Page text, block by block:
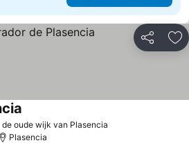
Delen
oude wijk van Plasencia
Plasencia